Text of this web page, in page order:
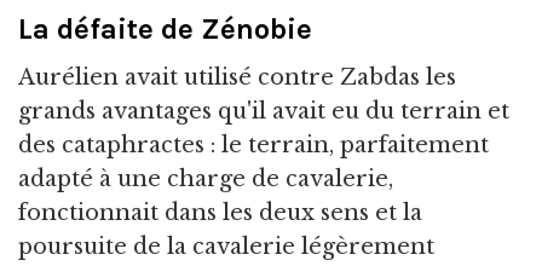
La défaite de Zénobie
Aurélien avait utilisé contre Zabdas les
grands avantages qu'il avait eu du terrain et
des cataphractes : le terrain, parfaitement
adapté à une charge de cavalerie,
fonctionnait dans les deux sens et la
poursuite de la cavalerie légèrement